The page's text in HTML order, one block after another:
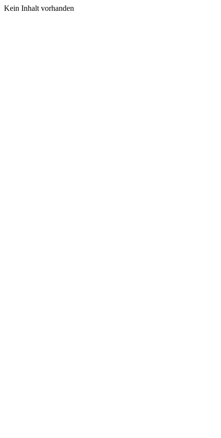
Kein Inhalt vorhanden